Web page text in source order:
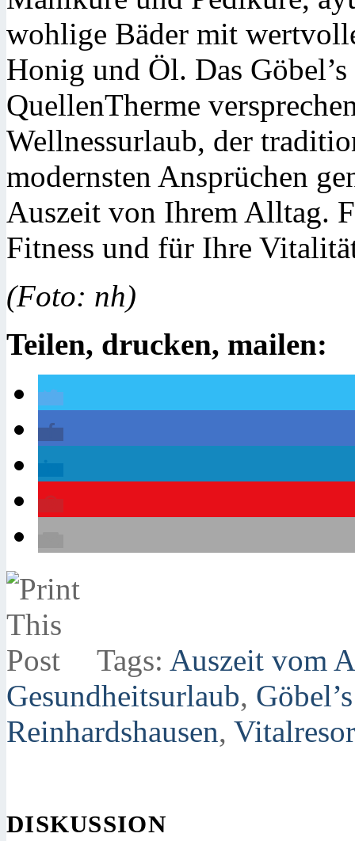
wohlige Bäder mit
Honig und Öl. Das
QuellenTherme
Wellnessurlaub, der
modernsten Ansprüchen
Auszeit von Ihrem Alltag.
Fitness und für Ihre
(Foto: nh)
Teilen, drucken, mailen:
Tags: Auszeit vom
Gesundheitsurlaub,
Reinhardshausen,
DISKUSSION